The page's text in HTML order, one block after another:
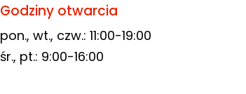
Godziny otwarcia
pon., wt., czw.: 11:00-19:00
śr., pt.: 9:00-16:00